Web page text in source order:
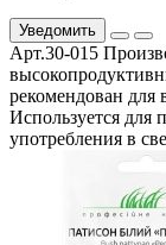
Уведомить
Арт.30-015
рекомендован для
Используется для
употребления в